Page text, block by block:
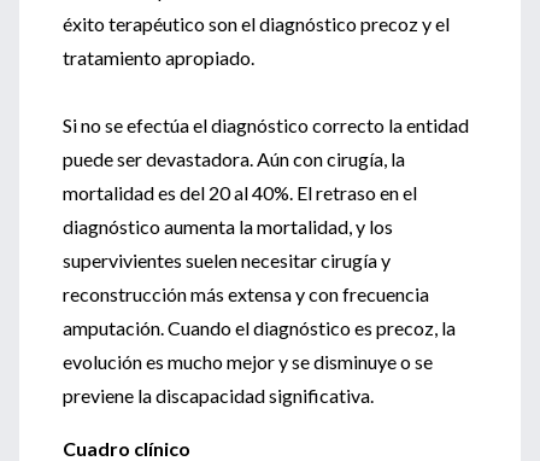
éxito terapéutico son el diagnóstico precoz y el
tratamiento apropiado.
Si no se efectúa el diagnóstico correcto la entidad
puede ser devastadora. Aún con cirugía, la
mortalidad es del 20 al 40%. El retraso en el
diagnóstico aumenta la mortalidad, y los
supervivientes suelen necesitar cirugía y
reconstrucción más extensa y con frecuencia
amputación. Cuando el diagnóstico es precoz, la
evolución es mucho mejor y se disminuye o se
previene la discapacidad significativa.
Cuadro clínico